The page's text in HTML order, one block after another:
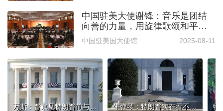
中国驻美大使谢锋：音乐是团结
向善的力量，用旋律歌颂和平、
传递希望
中国驻美国大使馆 2025-08-11
万斯：普京见特朗普前与泽连斯基会谈不会有效 牛弹琴：特朗普实在看不下去了 特